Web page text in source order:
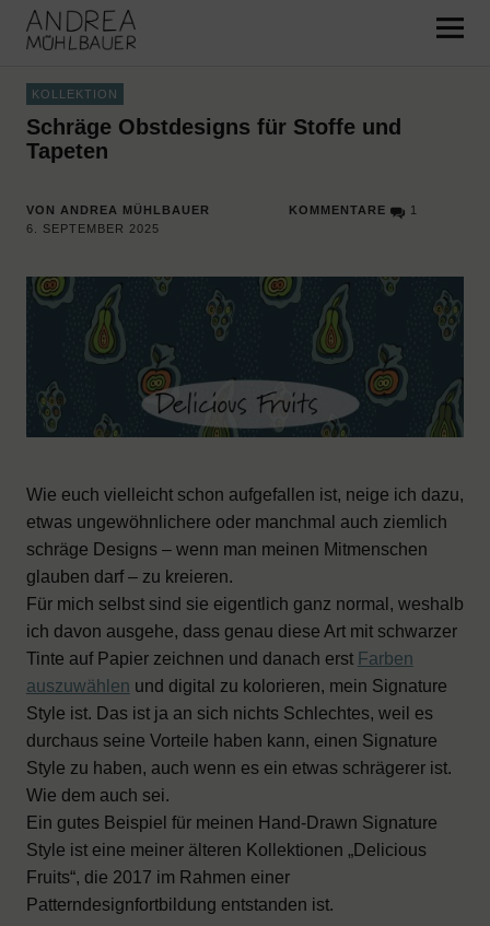
Pattern and Surface Design –
KOLLEKTION
Schräge Obstdesigns für Stoffe und
Tapeten
VON ANDREA MÜHLBAUER
6. SEPTEMBER 2025
KOMMENTARE 1
Wie euch vielleicht schon aufgefallen ist, neige ich dazu,
etwas ungewöhnlichere oder manchmal auch ziemlich
schräge Designs – wenn man meinen Mitmenschen
glauben darf – zu kreieren.
Für mich selbst sind sie eigentlich ganz normal, weshalb
ich davon ausgehe, dass genau diese Art mit schwarzer
Tinte auf Papier zeichnen und danach erst Farben
auszuwählen und digital zu kolorieren, mein Signature
Style ist. Das ist ja an sich nichts Schlechtes, weil es
durchaus seine Vorteile haben kann, einen Signature
Style zu haben, auch wenn es ein etwas schrägerer ist.
Wie dem auch sei.
Ein gutes Beispiel für meinen Hand-Drawn Signature
Style ist eine meiner älteren Kollektionen „Delicious
Fruits“, die 2017 im Rahmen einer
Patterndesignfortbildung entstanden ist.